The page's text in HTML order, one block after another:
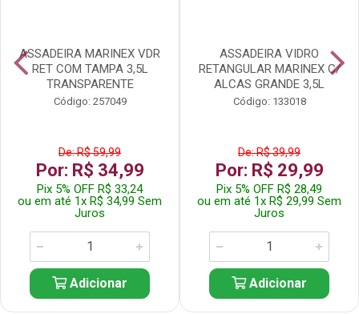
ASSADEIRA MARINEX VDR
RET COM TAMPA 3,5L
TRANSPARENTE
Código: 257049
De: R$ 59,99
Por: R$ 34,99
Pix 5% OFF R$ 33,24
ou em até 1x R$ 34,99 Sem
Juros
Adicionar
ASSADEIRA VIDRO
RETANGULAR MARINEX C/
ALCAS GRANDE 3,5L
Código: 133018
De: R$ 39,99
Por: R$ 29,99
Pix 5% OFF R$ 28,49
ou em até 1x R$ 29,99 Sem
Juros
Adicionar